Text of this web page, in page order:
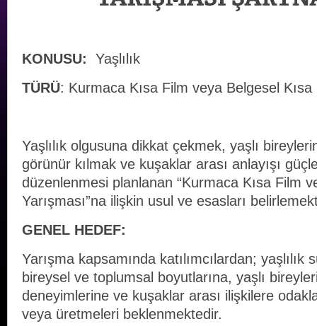
KONUSU: Yaşlılık
TÜRÜ: Kurmaca Kısa Film veya Belgesel Kısa
Yaşlılık olgusuna dikkat çekmek, yaşlı
görünür kılmak ve kuşaklar arası anlayışı
düzenlenmesi planlanan “Kurmaca Kısa Film
Yarışması”na ilişkin usul ve esasları
GENEL HEDEF:
Yarışma kapsamında katılımcılardan; yaşlılık
bireysel ve toplumsal boyutlarına, yaşlı
deneyimlerine ve kuşaklar arası ilişkilere
veya üretmeleri beklenmektedir.